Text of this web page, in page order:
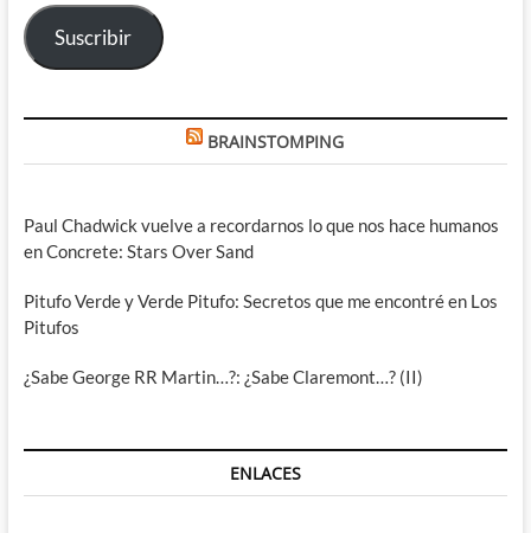
electrónico
Suscribir
BRAINSTOMPING
Paul Chadwick vuelve a recordarnos lo que nos hace humanos
en Concrete: Stars Over Sand
Pitufo Verde y Verde Pitufo: Secretos que me encontré en Los
Pitufos
¿Sabe George RR Martin…?: ¿Sabe Claremont…? (II)
ENLACES